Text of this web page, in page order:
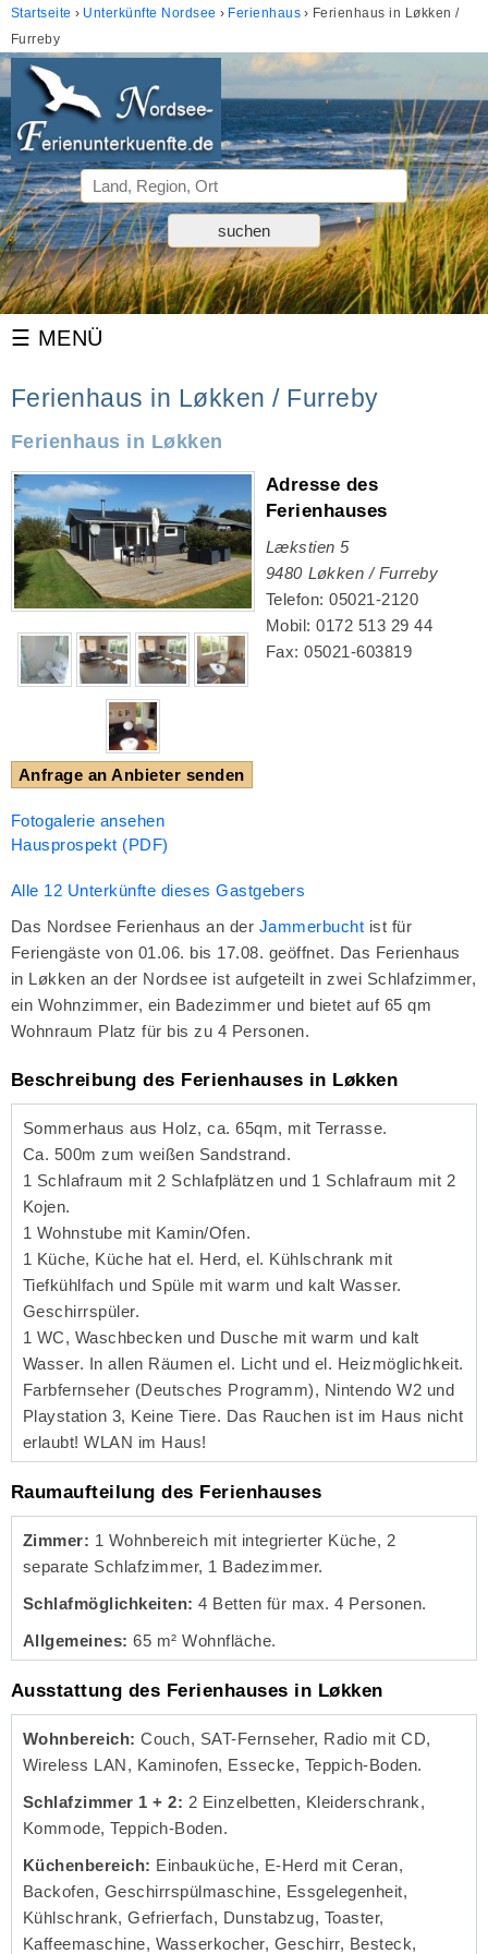
Startseite Unterkünfte Nordsee Ferienhaus
Ferienhaus in Løkken /
Furreby
Ferienhaus in Løkken / Furreby
Ferienhaus in Løkken
Adresse des
Ferienhauses
Lækstien 5
9480 Løkken / Furreby
Telefon: 05021-2120
Mobil: 0172 513 29 44
Fax: 05021-603819
Anfrage an Anbieter senden
Fotogalerie ansehen
Hausprospekt (PDF)
Alle 12 Unterkünfte dieses Gastgebers
Das Nordsee Ferienhaus an der Jammerbucht ist für
Feriengäste von 01.06. bis 17.08. geöffnet. Das Ferienhaus
in Løkken an der Nordsee ist aufgeteilt in zwei Schlafzimmer,
ein Wohnzimmer, ein Badezimmer und bietet auf 65 qm
Wohnraum Platz für bis zu 4 Personen.
Beschreibung des Ferienhauses in Løkken
Sommerhaus aus Holz, ca. 65qm, mit Terrasse.
Ca. 500m zum weißen Sandstrand.
1 Schlafraum mit 2 Schlafplätzen und 1 Schlafraum mit 2
Kojen.
1 Wohnstube mit Kamin/Ofen.
1 Küche, Küche hat el. Herd, el. Kühlschrank mit
Tiefkühlfach und Spüle mit warm und kalt Wasser.
Geschirrspüler.
1 WC, Waschbecken und Dusche mit warm und kalt
Wasser. In allen Räumen el. Licht und el. Heizmöglichkeit.
Farbfernseher (Deutsches Programm), Nintendo W2 und
Playstation 3, Keine Tiere. Das Rauchen ist im Haus nicht
erlaubt! WLAN im Haus!
Raumaufteilung des Ferienhauses
Zimmer: 1 Wohnbereich mit integrierter Küche, 2
separate Schlafzimmer, 1 Badezimmer.
Schlafmöglichkeiten:4 Betten für max. 4 Personen.
Allgemeines:65 m² Wohnfläche.
Ausstattung des Ferienhauses in Løkken
Wohnbereich: Couch, SAT-Fernseher, Radio mit CD,
Wireless LAN, Kaminofen, Essecke, Teppich-Boden.
Schlafzimmer 1 + 2: 2 Einzelbetten, Kleiderschrank,
Kommode, Teppich-Boden.
Küchenbereich: Einbauküche, E-Herd mit Ceran,
Backofen, Geschirrspülmaschine, Essgelegenheit,
Kühlschrank, Gefrierfach, Dunstabzug, Toaster,
Kaffeemaschine, Wasserkocher, Geschirr, Besteck,